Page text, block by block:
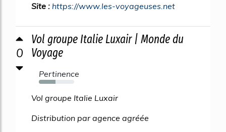
Site : https://www.les-voyageuses.net
0
Vol groupe Italie Luxair | Monde du
Voyage
Pertinence
47%
Vol groupe Italie Luxair
Distribution par agence agréée